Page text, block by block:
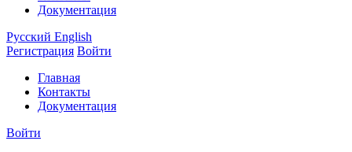
Документация
Русский English
Регистрация Войти
Главная
Контакты
Документация
Войти